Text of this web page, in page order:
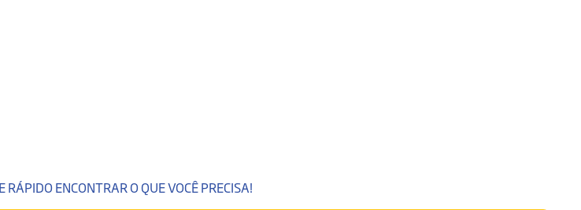
RÁPIDO ENCONTRAR O QUE VOCÊ PRECISA!